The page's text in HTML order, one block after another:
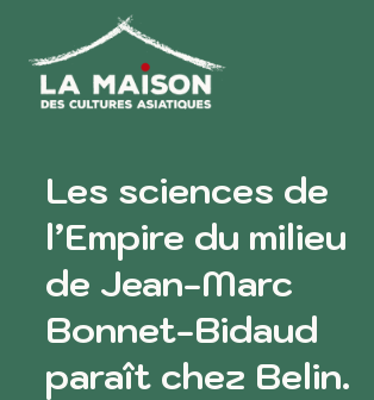
Les sciences de
l’Empire du milieu
de Jean-Marc
Bonnet-Bidaud
paraît chez Belin.